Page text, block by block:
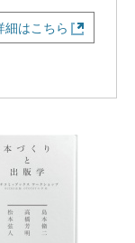
細はこちら